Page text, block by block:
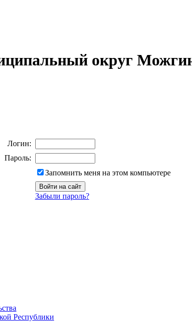
округ
Логин:
Пароль:
Запомнить меня на этом компьютере
Забыли пароль?
Республики